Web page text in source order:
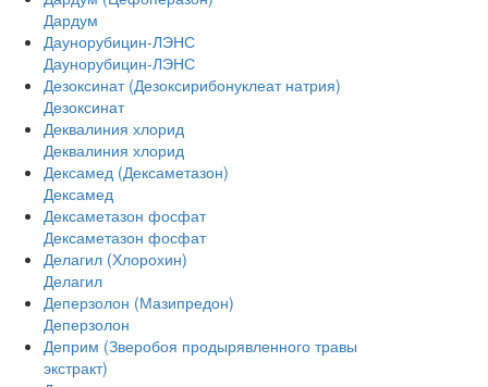
Дардум
Даунорубицин-ЛЭНС
Даунорубицин-ЛЭНС
Дезоксинат (Дезоксирибонуклеат натрия)
Дезоксинат
Деквалиния хлорид
Деквалиния хлорид
Дексамед (Дексаметазон)
Дексамед
Дексаметазон фосфат
Дексаметазон фосфат
Делагил (Хлорохин)
Делагил
Деперзолон (Мазипредон)
Деперзолон
Деприм (Зверобоя продырявленного травы
экстракт)